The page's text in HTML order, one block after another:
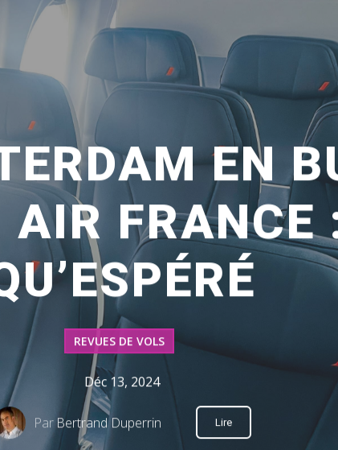
EN
AIR FRANCE
REVUES DE VOLS
Déc 13, 2024
Par Bertrand Duperrin Lire